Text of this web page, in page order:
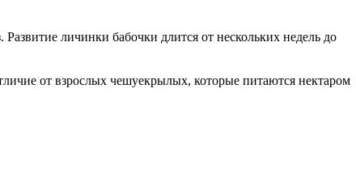
личинки бабочки длится от нескольких недель до
от взрослых чешуекрылых, которые питаются нектаром